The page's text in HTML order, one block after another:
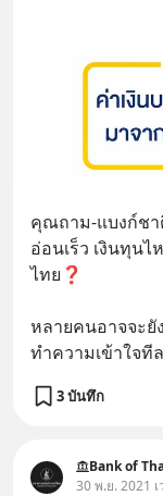
คุณถาม-แบงก์ชา
อ่อนเร็ว เงินทุน
ไทย❓
หลายคนอาจจะยั
ทำความเข้าใจที
3 บันทึก
Bank of
30 พ.ย. 2021